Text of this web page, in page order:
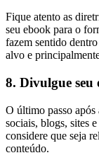
Fique atento as
seu ebook para o
fazem sentido
alvo e
8. Divulgue seu
O último passo
sociais, blogs, sites
considere que seja
conteúdo.